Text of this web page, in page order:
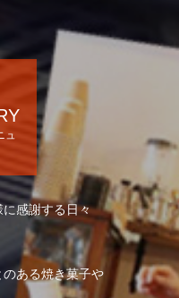
ュ
感謝する日々
ある焼き菓子や